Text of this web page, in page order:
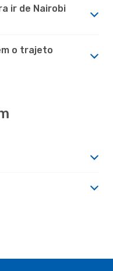
ir de Nairobi
o trajeto